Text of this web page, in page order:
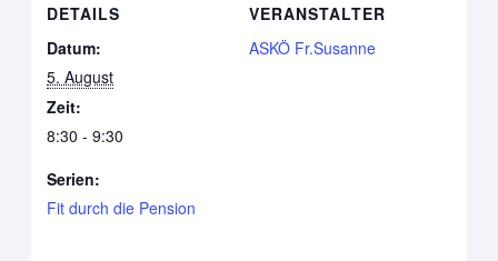
DETAILS
Datum:
5. August
Zeit:
8:30 - 9:30
Serien:
Fit durch die Pension
VERANSTALTER
ASKÖ Fr.Susanne